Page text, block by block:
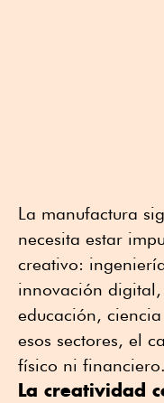
La manufactura
necesita estar
creativo:
innovación
educación,
esos sectores, el
físico ni
La creatividad